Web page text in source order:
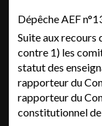
Dépêche AEF
Suite aux recours
contre 1) les
statut des
rapporteur du
rapporteur du
constitutionnel